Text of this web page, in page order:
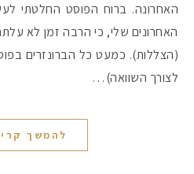
האחרונה. ברוח הפוסט החלטתי
האחרונים שלי, כי הרבה זמן לא
(הצללות). כמעט כל הברונזרים
לצורך השוואה)…
להמשך